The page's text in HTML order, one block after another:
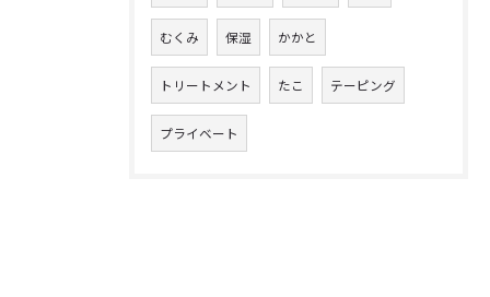
むくみ 保湿 かかと
トリートメント たこ テーピング
プライベート